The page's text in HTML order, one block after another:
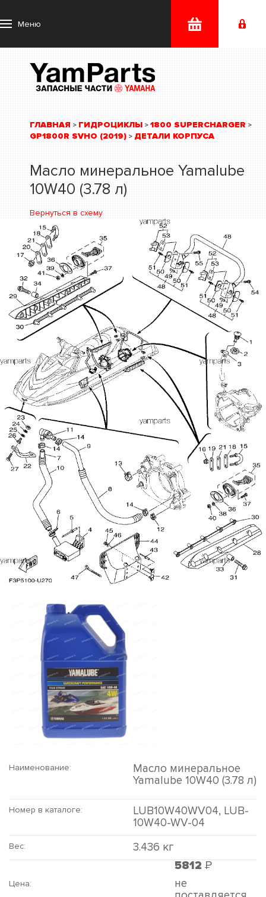
Меню
ГЛАВНАЯ > ГИДРОЦИКЛЫ > 1800 SUPERCHARGER >
GP1800R SVHO (2019) > ДЕТАЛИ КОРПУСА
Масло минеральное Yamalube
10W40 (3.78 л)
Вернуться в схему
Наименование:
Масло минеральное
Yamalube 10W40 (3.78 л)
Номер в каталоге:
LUB10W40WV04, LUB-
10W40-WV-04
Вес: 3.436 кг
Цена:
5812 Р
не